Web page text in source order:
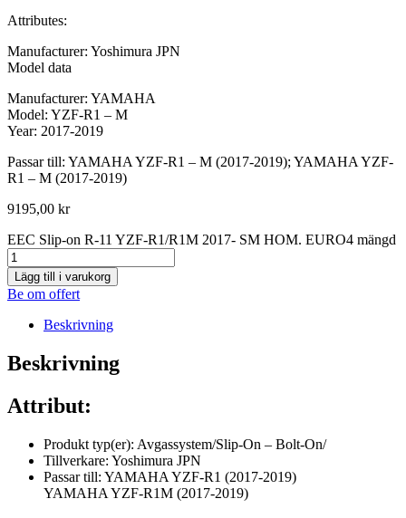
Attributes:
Manufacturer: Yoshimura JPN
Model data
Manufacturer: YAMAHA
Model: YZF-R1 – M
Year: 2017-2019
Passar till: YAMAHA YZF-R1 – M (2017-2019); YAMAHA YZF-
R1 – M (2017-2019)
9195,00 kr
EEC Slip-on R-11 YZF-R1/R1M 2017- SM HOM. EURO4 mängd
Lägg till i varukorg
Be om offert
Beskrivning
Beskrivning
Attribut:
Produkt typ(er): Avgassystem/Slip-On – Bolt-On/
Tillverkare: Yoshimura JPN
Passar till: YAMAHA YZF-R1 (2017-2019)
YAMAHA YZF-R1M (2017-2019)